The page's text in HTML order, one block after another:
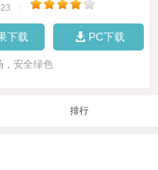
下载 PC下载
，安全绿色
排行